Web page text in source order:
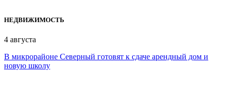
НЕДВИЖИМОСТЬ
4 августа
В микрорайоне Северный готовят к сдаче арендный дом и
новую школу